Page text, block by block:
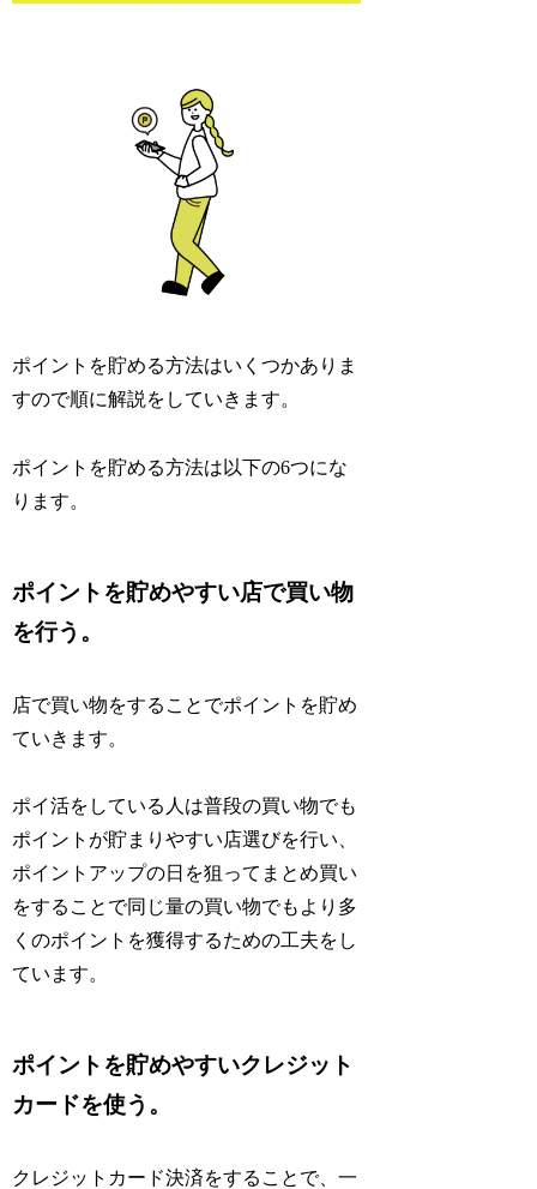
ポイントを貯める方法はいくつかありま
すので順に解説をしていきます。
ポイントを貯める方法は以下の6つにな
ります。
ポイントを貯めやすい店で買い物
を行う。
店で買い物をすることでポイントを貯め
ていきます。
ポイ活をしている人は普段の買い物でも
ポイントが貯まりやすい店選びを行い、
ポイントアップの日を狙ってまとめ買い
をすることで同じ量の買い物でもより多
くのポイントを獲得するための工夫をし
ています。
ポイントを貯めやすいクレジット
カードを使う。
クレジットカード決済をすることで、一